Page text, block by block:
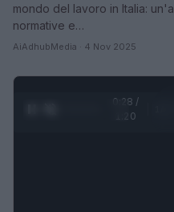
mondo del lavoro in Italia:
normative e…
AiAdhubMedia · 4 Nov 2025
0:30 /
1:20